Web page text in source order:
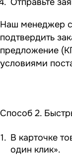
Наш менеджер
подтвердить
предложение
условиями
Способ 2.
В карточке
один клик».